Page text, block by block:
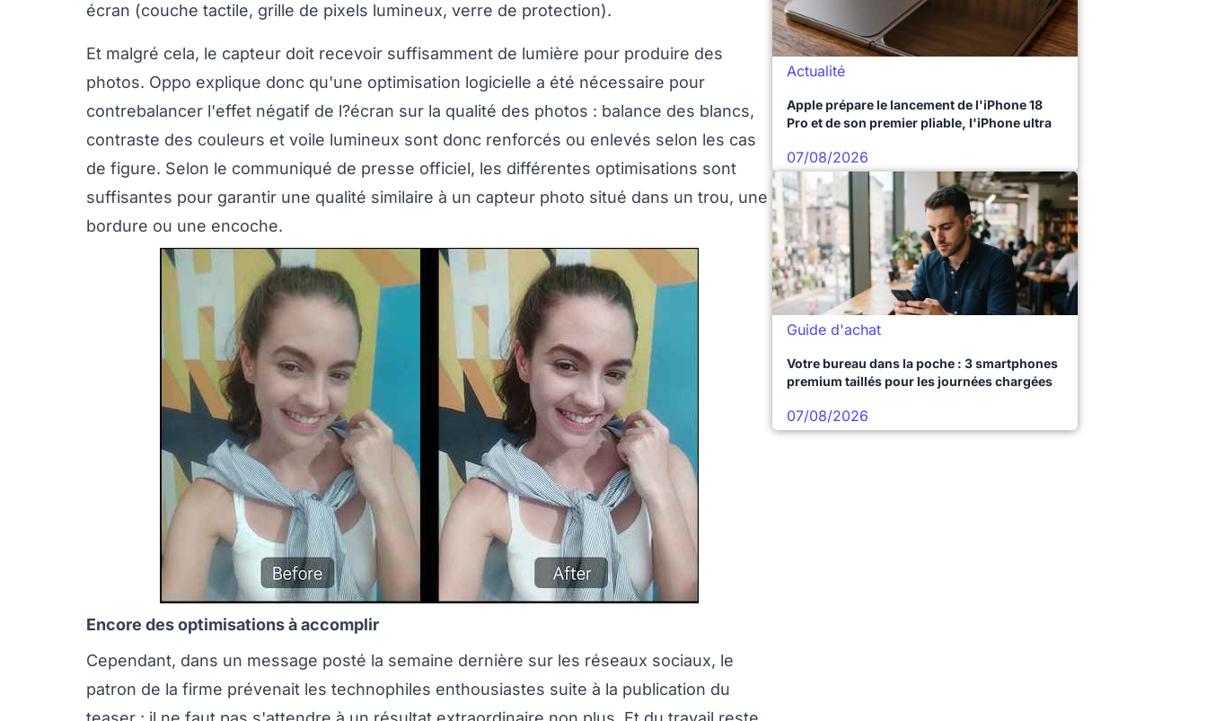
écran (couche tactile, grille de pixels lumineux, verre de protection).
Et malgré cela, le capteur doit recevoir suffisamment de lumière pour produire des
photos. Oppo explique donc qu'une optimisation logicielle a été nécessaire pour
contrebalancer l'effet négatif de l?écran sur la qualité des photos : balance des blancs,
contraste des couleurs et voile lumineux sont donc renforcés ou enlevés selon les cas
de figure. Selon le communiqué de presse officiel, les différentes optimisations sont
suffisantes pour garantir une qualité similaire à un capteur photo situé dans un trou, une
bordure ou une encoche.
Encore des optimisations à accomplir
Cependant, dans un message posté la semaine dernière sur les réseaux sociaux, le
patron de la firme prévenait les technophiles enthousiastes suite à la publication du
Actualité
Apple prépare le lancement de l'iPhone 18
Pro et de son premier pliable, l'iPhone ultra
07/08/2026
Guide d'achat
Votre bureau dans la poche : 3 smartphones
premium taillés pour les journées chargées
07/08/2026